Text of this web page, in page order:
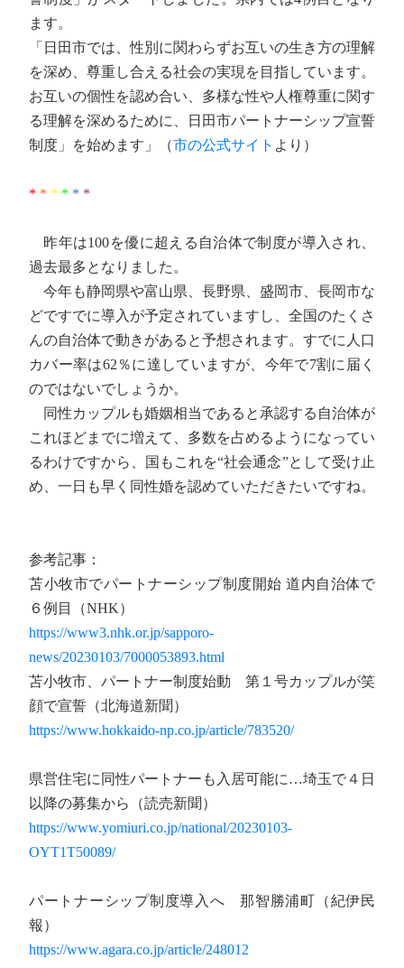
ます。
「日田市では、性別に関わらずお互いの生き方の理解
を深め、尊重し合える社会の実現を目指しています。
お互いの個性を認め合い、多様な性や人権尊重に関す
る理解を深めるために、日田市パートナーシップ宣誓
制度」を始めます」（市の公式サイト より）
* * * * * *
昨年は100を優に超える自治体で制度が導入され、
過去最多となりました。
今年も静岡県や富山県、長野県、盛岡市、長岡市な
どですでに導入が予定されていますし、全国のたくさ
んの自治体で動きがあると予想されます。すでに人口
カバー率は62％に達していますが、今年で7割に届く
のではないでしょうか。
同性カップルも婚姻相当であると承認する自治体が
これほどまでに増えて、多数を占めるようになってい
るわけですから、国もこれを“社会通念”として受け止
め、一日も早く同性婚を認めていただきたいですね。
参考記事：
苫小牧市でパートナーシップ制度開始 道内自治体で
６例目（NHK）
https://www3.nhk.or.jp/sapporo-
news/20230103/7000053893.html
苫小牧市、パートナー制度始動 第１号カップルが笑
顔で宣誓（北海道新聞）
https://www.hokkaido-np.co.jp/article/783520/
県営住宅に同性パートナーも入居可能に…埼玉で４日
以降の募集から（読売新聞）
https://www.yomiuri.co.jp/national/20230103-
OYT1T50089/
パートナーシップ制度導入へ 那智勝浦町（紀伊民
報）
https://www.agara.co.jp/article/248012